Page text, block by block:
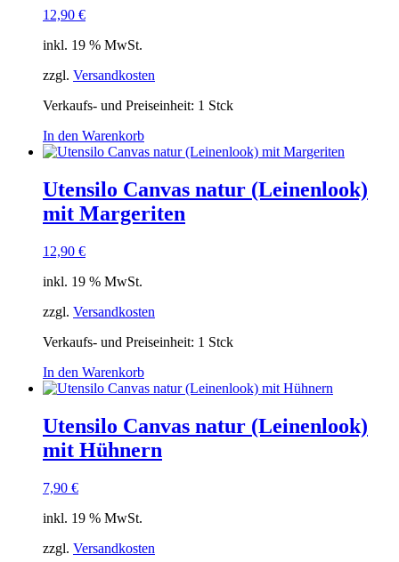
12,90 €
inkl. 19 % MwSt.
zzgl. Versandkosten
Verkaufs- und Preiseinheit: 1 Stck
In den Warenkorb
Utensilo Canvas natur (Leinenlook)
mit Margeriten
12,90 €
inkl. 19 % MwSt.
zzgl. Versandkosten
Verkaufs- und Preiseinheit: 1 Stck
In den Warenkorb
Utensilo Canvas natur (Leinenlook)
mit Hühnern
7,90 €
inkl. 19 % MwSt.
zzgl. Versandkosten